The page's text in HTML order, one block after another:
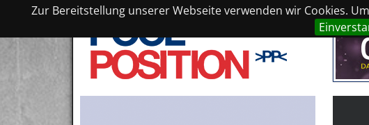
Zur Bereitstellung unserer Webseite verwenden wir Cookies.